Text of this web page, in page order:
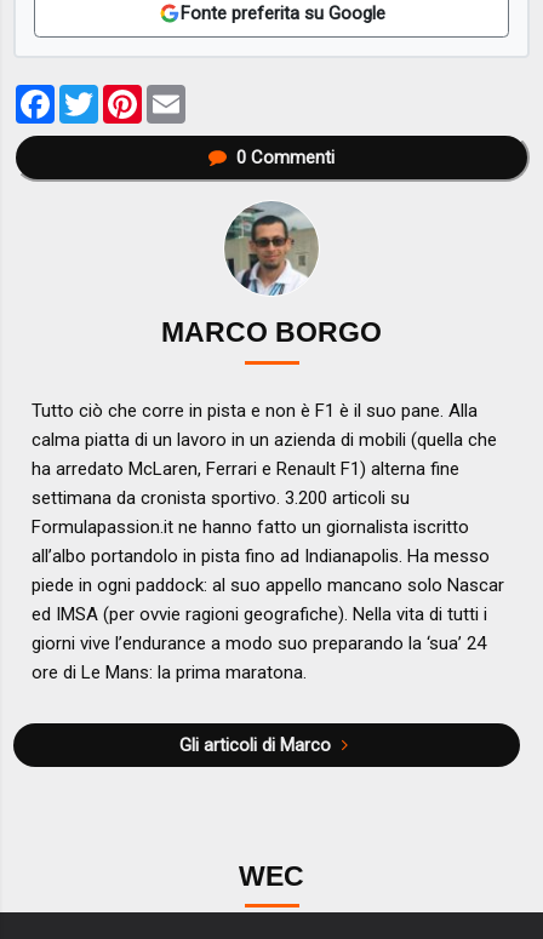
Fonte preferita su Google
Facebook
TwitterPinterest
0Commenti
MARCO BORGO
Tutto ciò che corre in pista e non è F1 è il suo pane. Alla
calma piatta di un lavoro in un azienda di mobili (quella che
ha arredato McLaren, Ferrari e Renault F1) alterna fine
settimana da cronista sportivo. 3.200 articoli su
Formulapassion.it ne hanno fatto un giornalista iscritto
all’albo portandolo in pista fino ad Indianapolis. Ha messo
piede in ogni paddock: al suo appello mancano solo Nascar
ed IMSA (per ovvie ragioni geografiche). Nella vita di tutti i
giorni vive l’endurance a modo suo preparando la ‘sua’ 24
ore di Le Mans: la prima maratona.
Gli articoli di Marco
WEC